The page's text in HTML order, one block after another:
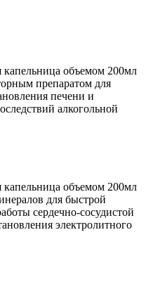
капельница объемом 200мл
препаратом для
печени и
алкогольной
капельница объемом 200мл
для быстрой
сердечно-сосудистой
электролитного